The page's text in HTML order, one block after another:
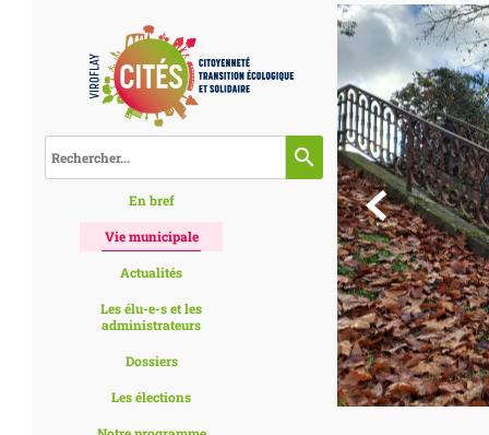
En bref
Vie municipale
Actualités
Les élu-e-s et les
administrateurs
Dossiers
Les élections

search